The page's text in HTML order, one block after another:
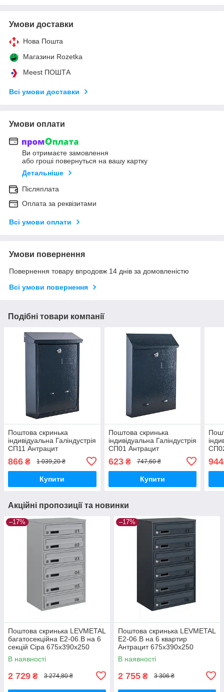
Умови доставки
Нова Пошта
Магазини Rozetka
Meest ПОШТА
Всі умови доставки
Умови оплати
Ви отримаєте замовлення
або гроші повернуться на вашу картку
Детальніше
Післяплата
Оплата за реквізитами
Всі умови оплати
Умови повернення
Повернення товару впродовж 14 днів за домовленістю
Всі умови повернення
Подібні товари компанії
Поштова скринька
індивідуальна Галіндустрія
СП11 Антрацит
866 ₴ 1 039,20 ₴
Купити
Поштова скринька
індивідуальна Галіндустрія
СП01 Антрацит
623₴ 747,60 ₴
Купити
944
Акційні пропозиції та новинки
–17%
Поштова скринька LEVMETAL
багатосекційна Е2-06.B на 6
секцій Сіра 675x390x250
В наявності
2 729 ₴ 3 274,80 ₴
–17%
Поштова скринька LEVMETAL
Е2-06.B на 6 квартир
Антрацит 675x390x250
В наявності
2 755 ₴ 3 306 ₴